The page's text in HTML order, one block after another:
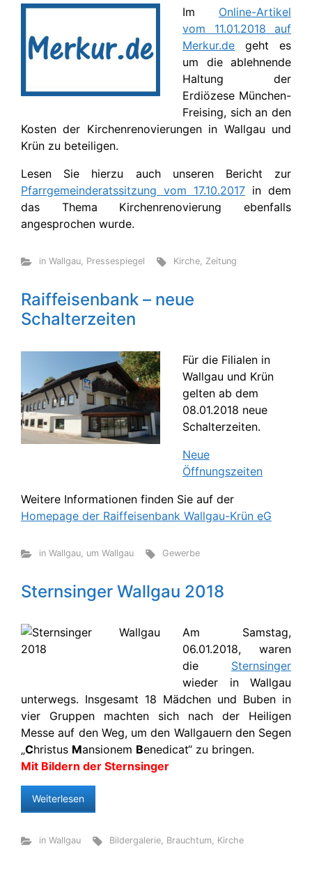
Im Online-Artikel
vom 11.01.2018 auf
Merkur.de geht es
um die ablehnende
Haltung der
Erdiözese München-
Freising, sich an den
Kosten der Kirchenrenovierungen in Wallgau und
Krün zu beteiligen.
Lesen Sie hierzu auch unseren Bericht zur
Pfarrgemeinderatssitzung vom 17.10.2017 in dem
das Thema Kirchenrenovierung ebenfalls
angesprochen wurde.
in Wallgau, Pressespiegel Kirche, Zeitung
Raiffeisenbank – neue
Schalterzeiten
Für die Filialen in
Wallgau und Krün
gelten ab dem
08.01.2018 neue
Schalterzeiten.
Neue
Öffnungszeiten
Weitere Informationen finden Sie auf der
Homepage der Raiffeisenbank Wallgau-Krün eG
in Wallgau, um Wallgau Gewerbe
Sternsinger Wallgau 2018
Am Samstag,
06.01.2018, waren
die Sternsinger
wieder in Wallgau
unterwegs. Insgesamt 18 Mädchen und Buben in
vier Gruppen machten sich nach der Heiligen
Messe auf den Weg, um den Wallgauern den Segen
„Christus Mansionem Benedicat“ zu bringen.
Mit Bildern der Sternsinger
Weiterlesen
in Wallgau Bildergalerie, Brauchtum, Kirche